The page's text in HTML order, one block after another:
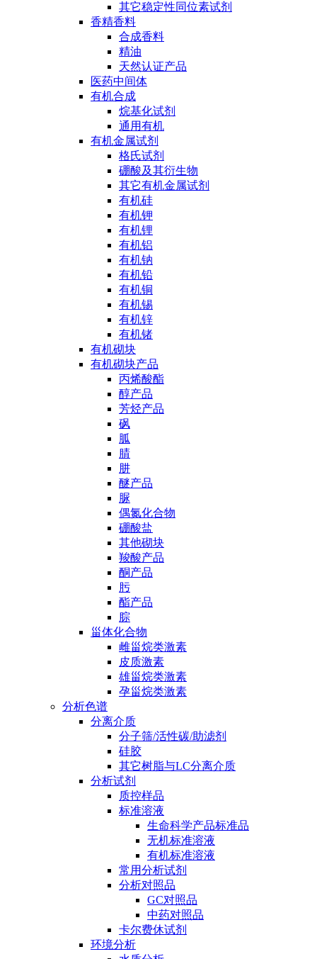
其它稳定性同位素试剂
香精香料
合成香料
精油
天然认证产品
医药中间体
有机合成
烷基化试剂
通用有机
有机金属试剂
格氏试剂
硼酸及其衍生物
其它有机金属试剂
有机硅
有机钾
有机锂
有机铝
有机钠
有机铅
有机铜
有机锡
有机锌
有机锗
有机砌块
有机砌块产品
丙烯酸酯
醇产品
芳烃产品
砜
胍
腈
肼
醚产品
脲
偶氮化合物
硼酸盐
其他砌块
羧酸产品
酮产品
肟
酯产品
腙
甾体化合物
雌甾烷类激素
皮质激素
雄甾烷类激素
孕甾烷类激素
分析色谱
分离介质
分子筛/活性碳/助滤剂
硅胶
其它树脂与LC分离介质
分析试剂
质控样品
标准溶液
生命科学产品标准品
无机标准溶液
有机标准溶液
常用分析试剂
分析对照品
GC对照品
中药对照品
卡尔费休试剂
环境分析